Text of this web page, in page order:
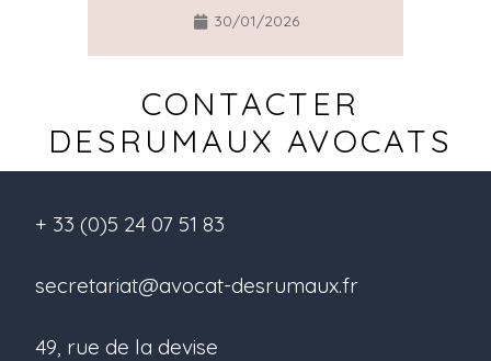
30/01/2026
CONTACTER
DESRUMAUX AVOCATS
+ 33 (0)5 24 07 51 83
secretariat@avocat-desrumaux.fr
49, rue de la devise